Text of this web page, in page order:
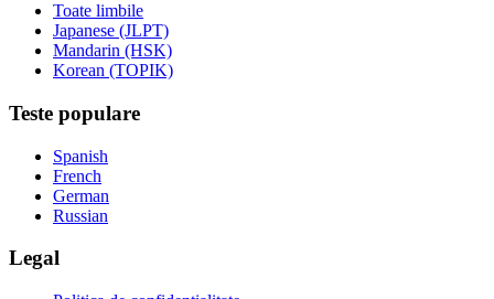
Toate limbile
Japanese (JLPT)
Mandarin (HSK)
Korean (TOPIK)
Teste populare
Spanish
French
German
Russian
Legal